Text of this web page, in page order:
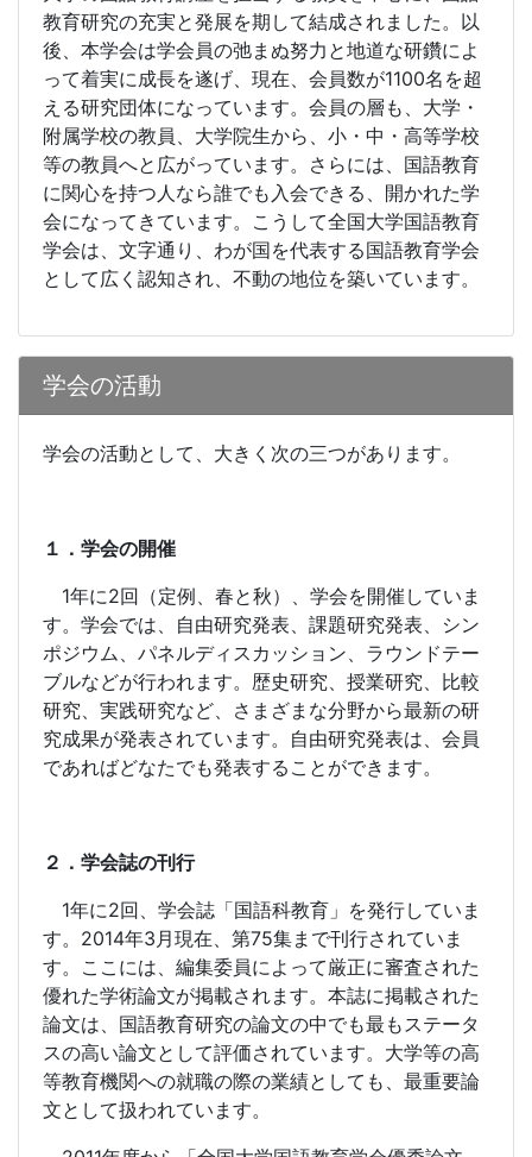
教育研究の充実と発展を期して結成されました。以
後、本学会は学会員の弛まぬ努力と地道な研鑽によ
って着実に成長を遂げ、現在、会員数が1100名を超
える研究団体になっています。会員の層も、大学・
附属学校の教員、大学院生から、小・中・高等学校
等の教員へと広がっています。さらには、国語教育
に関心を持つ人なら誰でも入会できる、開かれた学
会になってきています。こうして全国大学国語教育
学会は、文字通り、わが国を代表する国語教育学会
として広く認知され、不動の地位を築いています。
学会の活動
学会の活動として、大きく次の三つがあります。
１．学会の開催
1年に2回（定例、春と秋）、学会を開催していま
す。学会では、自由研究発表、課題研究発表、シン
ポジウム、パネルディスカッション、ラウンドテー
ブルなどが行われます。歴史研究、授業研究、比較
研究、実践研究など、さまざまな分野から最新の研
究成果が発表されています。自由研究発表は、会員
であればどなたでも発表することができます。
２．学会誌の刊行
1年に2回、学会誌「国語科教育」を発行していま
す。 2014年3月現在、第75集まで刊行されていま
す。ここには、編集委員によって厳正に審査された
優れた学術論文が掲載されます。本誌に掲載された
論文は、国語教育研究の論文の中でも最もステータ
スの高い論文として評価されています。大学等の高
等教育機関への就職の際の業績としても、最重要論
文として扱われています。